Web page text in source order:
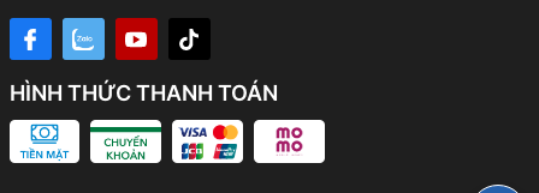
HÌNH THỨC THANH TOÁN